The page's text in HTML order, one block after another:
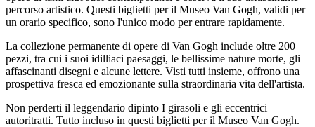
percorso artistico. Questi biglietti per il Museo Van Gogh, validi per
un orario specifico, sono l'unico modo per entrare rapidamente.
La collezione permanente di opere di Van Gogh include oltre 200
pezzi, tra cui i suoi idilliaci paesaggi, le bellissime nature morte, gli
affascinanti disegni e alcune lettere. Visti tutti insieme, offrono una
prospettiva fresca ed emozionante sulla straordinaria vita dell'artista.
Non perderti il leggendario dipinto I girasoli e gli eccentrici
autoritratti. Tutto incluso in questi biglietti per il Museo Van Gogh.